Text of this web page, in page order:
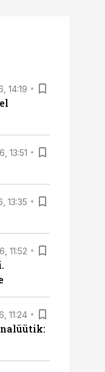
14:19
13:51
13:35
11:52
11:24